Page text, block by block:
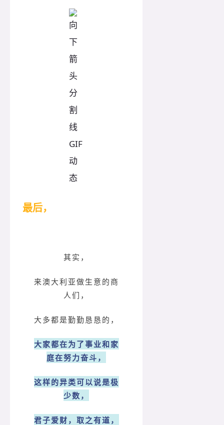
最后，
其实，
来澳大利亚做生意的商
人们，
大多都是勤勤恳恳的，
大家都在为了事业和家
庭在努力奋斗，
这样的异类可以说是极
少数，
君子爱财，取之有道，